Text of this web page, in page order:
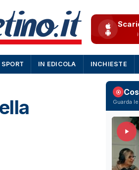
SPORT IN EDICOLA INCHIESTE
Guarda